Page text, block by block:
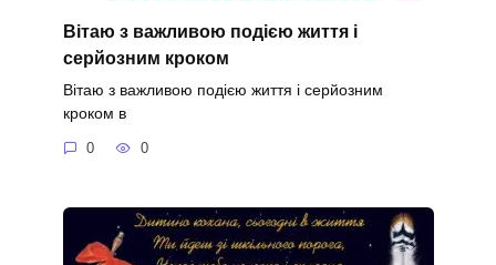
Вітаю з важливою подією життя і
серйозним кроком
Вітаю з важливою подією життя і серйозним
кроком в
0 0